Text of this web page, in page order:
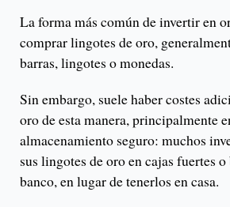
La forma más común de invertir en
comprar lingotes de oro,
barras, lingotes o monedas.
Sin embargo, suele haber costes
oro de esta manera, principalmente
almacenamiento seguro: muchos
sus lingotes de oro en cajas fuertes
banco, en lugar de tenerlos en casa.